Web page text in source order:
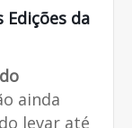
Edições da
ainda
levar até